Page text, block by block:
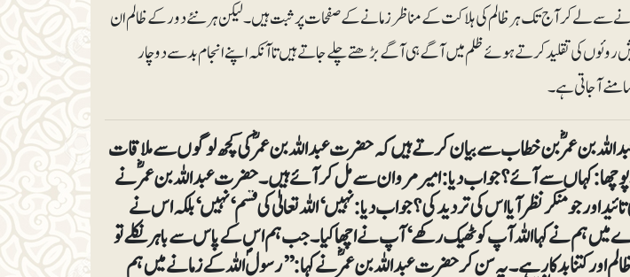
لے کر آج تک ہر ظالم کی ہلاکت کے مناظر زمانے کے صفحات پر ثبت ہیں۔ لیکن ہر نئے دور کے ظالم ان
کی تقلید کرتے ہوئے ظلم میں آگے ہی آگے بڑھتے چلے جاتے ہیں تاآنکہ اپنے انجام بد سے دوچار
آجاتی ہے۔
بن عمرؓ بن خطاب سے بیان کرتے ہیں کہ حضرت عبداللہ بن عمرؓ کی کچھ لوگوں سے ملاقات
کہاں سے آئے؟ جواب دیا: امیرمروان سے مل کر آئے ہیں۔ حضرت عبداللہ بن عمرؓ نے
اور جو منکر نظر آیا اس کی تردید کی؟ جواب دیا: نہیں‘ اللہ تعالیٰ کی قسم‘ نہیں‘ بلکہ اس نے
ہم نے کہا اللہ آپ کو ٹھیک رکھے‘ آپ نے اچھا کیا۔ جب ہم اس کے پاس سے باہر نکلے تو
اور کتنا بدکار ہے۔ یہ سن کر حضرت عبداللہ بن عمرؓ نے کہا: ’’رسولؐ اللہ کے زمانے میں ہم